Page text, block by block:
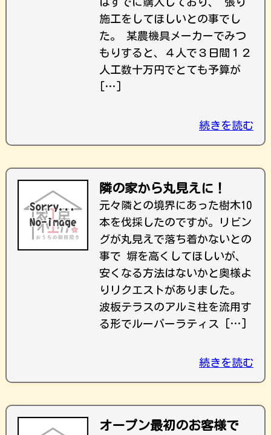
施工をしてほしいとの事でし
た。 某農機具メーカーでみつ
もりすると、４人で３日間１２
人工数十万円でとても予算が
[…]
続きを読む
隣の家から丸見えに！
元々隣との境界にあった樹木10
本を伐採したのですが。リビン
グが丸見えで落ち着かないとの
事で 塀を高くしてほしいが、
安くなる方法はないかと奥様よ
りリクエストがありました。
波板テラスのアルミ柱を流用す
る形でルーバーラティス […]
続きを読む
オープン最初のお客様で